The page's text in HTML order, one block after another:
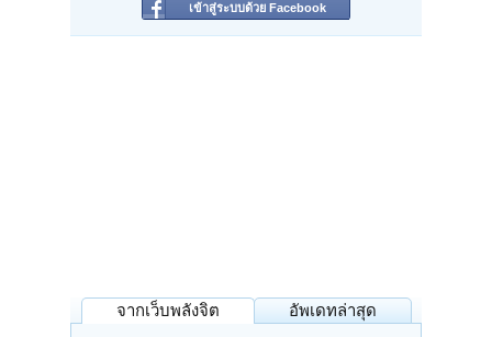
เข้าสู่ระบบด้วย Facebook
จากเว็บพลังจิต อัพเดทล่าสุด